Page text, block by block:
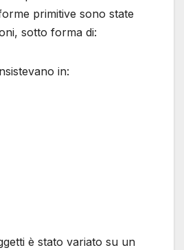
primitive sono state
sotto forma di:
in:
è stato variato su un